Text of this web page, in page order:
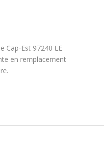
Cap-Est 97240 LE
en remplacement